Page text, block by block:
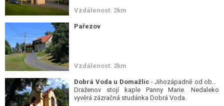
Vzdálenost: 2km
Pařezov
Vzdálenost: 2km
Dobrá Voda u Domažlic - Jihozápadně od obce
Draženov stojí kaple Panny Marie. Nedaleko
vyvěrá zázračná studánka Dobrá Voda.